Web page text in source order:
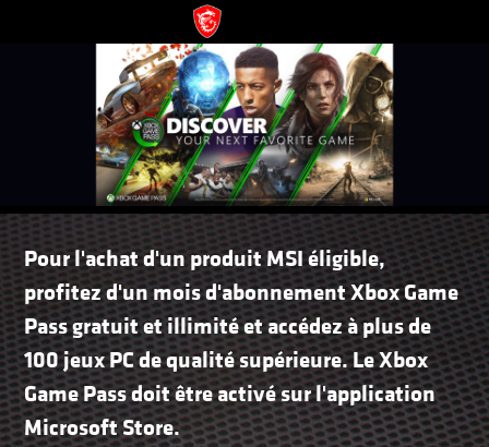
Pour l'achat d'un produit MSI éligible,
profitez d'un mois d'abonnement Xbox Game
Pass gratuit et illimité et accédez à plus de
100 jeux PC de qualité supérieure. Le Xbox
Game Pass doit être activé sur l'application
Microsoft Store.